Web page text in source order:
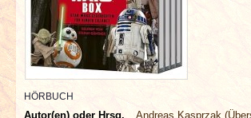
INTERVIEWS
SPECIALS
REDAKTION
HÖRBUCH
Autor(en) oder Hrsg.
Andreas Kasprzak